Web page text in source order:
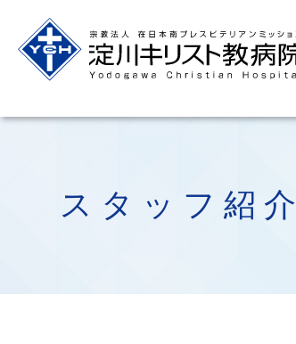
スタッフ紹介